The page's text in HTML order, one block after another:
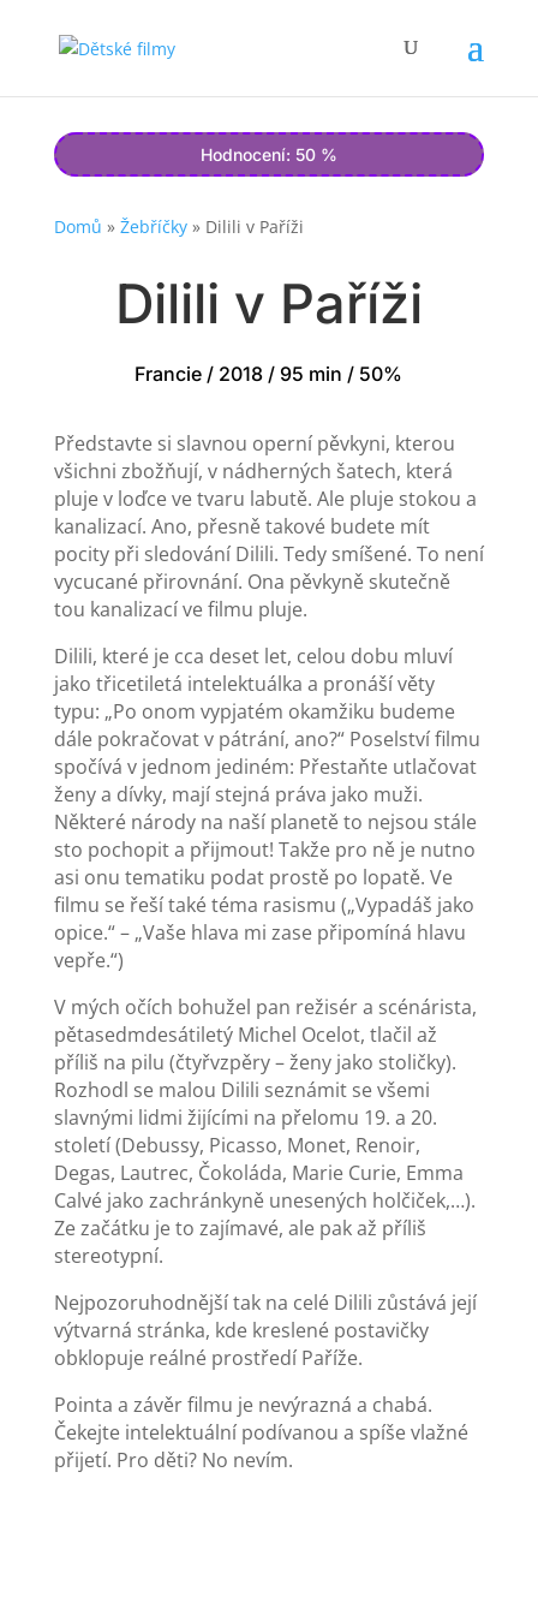
Hodnocení: 50 %
Domů » Žebříčky» Dilili v Paříži
Dilili v Paříži
Francie / 2018 / 95 min / 50%
Představte si slavnou operní pěvkyni, kterou
všichni zbožňují, v nádherných šatech, která
pluje v loďce ve tvaru labutě. Ale pluje stokou a
kanalizací. Ano, přesně takové budete mít
pocity při sledování Dilili. Tedy smíšené. To není
vycucané přirovnání. Ona pěvkyně skutečně
tou kanalizací ve filmu pluje.
Dilili, které je cca deset let, celou dobu mluví
jako třicetiletá intelektuálka a pronáší věty
typu: „Po onom vypjatém okamžiku budeme
dále pokračovat v pátrání, ano?“ Poselství filmu
spočívá v jednom jediném: Přestaňte utlačovat
ženy a dívky, mají stejná práva jako muži.
Některé národy na naší planetě to nejsou stále
sto pochopit a přijmout! Takže pro ně je nutno
asi onu tematiku podat prostě po lopatě. Ve
filmu se řeší také téma rasismu („Vypadáš jako
opice.“ – „Vaše hlava mi zase připomíná hlavu
vepře.“)
V mých očích bohužel pan režisér a scénárista,
pětasedmdesátiletý Michel Ocelot, tlačil až
příliš na pilu (čtyřvzpěry – ženy jako stoličky).
Rozhodl se malou Dilili seznámit se všemi
slavnými lidmi žijícími na přelomu 19. a 20.
století (Debussy, Picasso, Monet, Renoir,
Degas, Lautrec, Čokoláda, Marie Curie, Emma
Calvé jako zachránkyně unesených holčiček,…).
Ze začátku je to zajímavé, ale pak až příliš
stereotypní.
Nejpozoruhodnější tak na celé Dilili zůstává její
výtvarná stránka, kde kreslené postavičky
obklopuje reálné prostředí Paříže.
Pointa a závěr filmu je nevýrazná a chabá.
Čekejte intelektuální podívanou a spíše vlažné
přijetí. Pro děti? No nevím.